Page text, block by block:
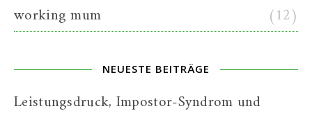
working mum
(12)
NEUESTE BEITRÄGE
Leistungsdruck, Impostor-Syndrom und